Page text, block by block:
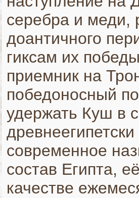
серебра и меди,
доантичного
гиксам их
приемник на
победоносный
удержать Куш в
современное
состав Египта,
качестве